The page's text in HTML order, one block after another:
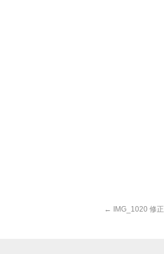
← IMG_1020 修正